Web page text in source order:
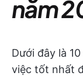
năm
Dưới đây là
việc tốt nhất